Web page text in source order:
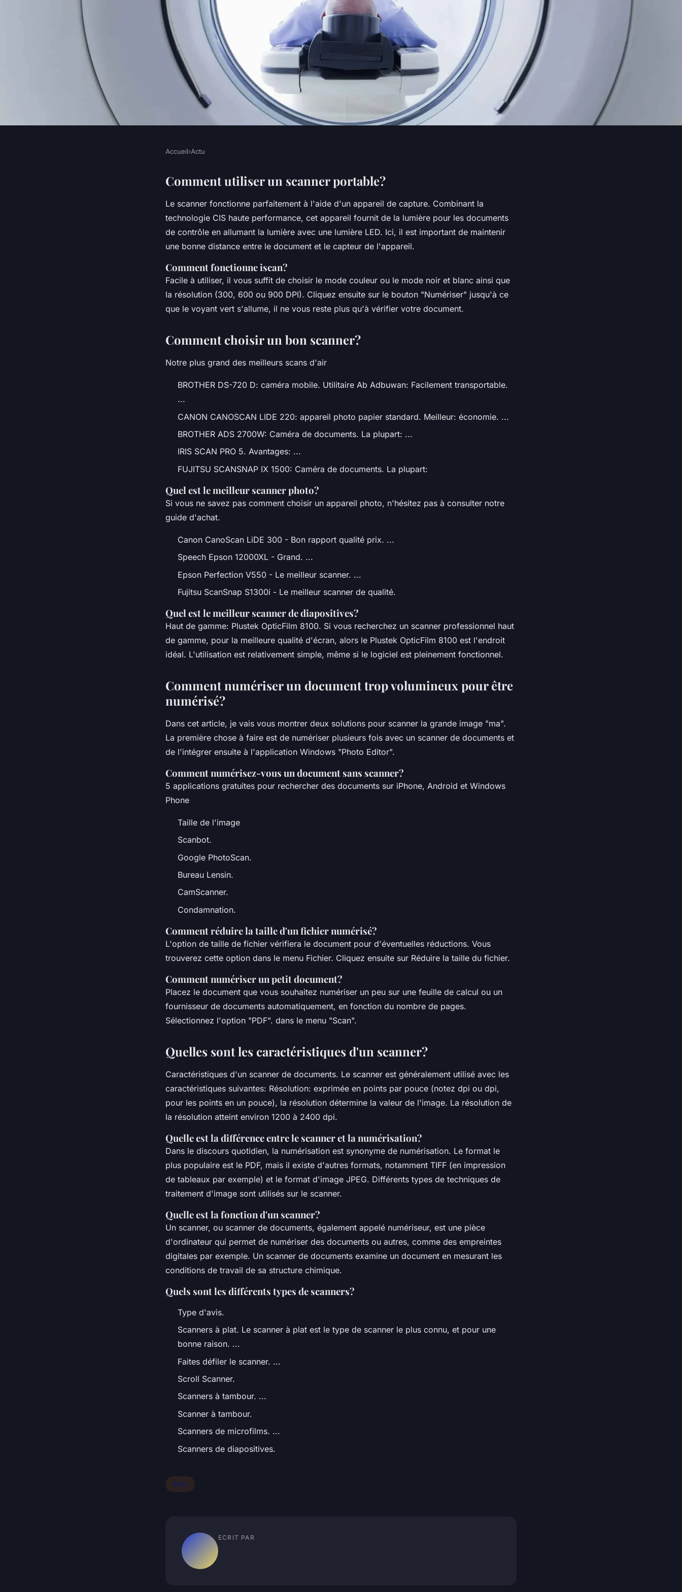
Comment choisir un scanner portable
Accueil›Actu
Comment utiliser un scanner portable?
Le scanner fonctionne parfaitement à l'aide d'un appareil de capture. Combinant la
technologie CIS haute performance, cet appareil fournit de la lumière pour les documents
de contrôle en allumant la lumière avec une lumière LED. Ici, il est important de maintenir
une bonne distance entre le document et le capteur de l'appareil.
Comment fonctionne iscan?
Facile à utiliser, il vous suffit de choisir le mode couleur ou le mode noir et blanc ainsi que
la résolution (300, 600 ou 900 DPI). Cliquez ensuite sur le bouton "Numériser" jusqu'à ce
que le voyant vert s'allume, il ne vous reste plus qu'à vérifier votre document.
Comment choisir un bon scanner?
Notre plus grand des meilleurs scans d'air
BROTHER DS-720 D: caméra mobile. Utilitaire Ab Adbuwan: Facilement transportable.
...
CANON CANOSCAN LIDE 220: appareil photo papier standard. Meilleur: économie. ...
BROTHER ADS 2700W: Caméra de documents. La plupart: ...
IRIS SCAN PRO 5. Avantages: ...
FUJITSU SCANSNAP IX 1500: Caméra de documents. La plupart:
Quel est le meilleur scanner photo?
Si vous ne savez pas comment choisir un appareil photo, n'hésitez pas à consulter notre
guide d'achat.
Canon CanoScan LiDE 300 - Bon rapport qualité prix. ...
Speech Epson 12000XL - Grand. ...
Epson Perfection V550 - Le meilleur scanner. ...
Fujitsu ScanSnap S1300i - Le meilleur scanner de qualité.
Quel est le meilleur scanner de diapositives?
Haut de gamme: Plustek OpticFilm 8100. Si vous recherchez un scanner professionnel haut
de gamme, pour la meilleure qualité d'écran, alors le Plustek OpticFilm 8100 est l'endroit
idéal. L'utilisation est relativement simple, même si le logiciel est pleinement fonctionnel.
Comment numériser un document trop volumineux pour être
numérisé?
Dans cet article, je vais vous montrer deux solutions pour scanner la grande image "ma".
La première chose à faire est de numériser plusieurs fois avec un scanner de documents et
de l'intégrer ensuite à l'application Windows "Photo Editor".
Comment numérisez-vous un document sans scanner?
5 applications gratuites pour rechercher des documents sur iPhone, Android et Windows
Phone
Taille de l'image
Scanbot.
Google PhotoScan.
Bureau Lensin.
CamScanner.
Condamnation.
Comment réduire la taille d'un fichier numérisé?
L'option de taille de fichier vérifiera le document pour d'éventuelles réductions. Vous
trouverez cette option dans le menu Fichier. Cliquez ensuite sur Réduire la taille du fichier.
Comment numériser un petit document?
Placez le document que vous souhaitez numériser un peu sur une feuille de calcul ou un
fournisseur de documents automatiquement, en fonction du nombre de pages.
Sélectionnez l'option "PDF". dans le menu "Scan".
Quelles sont les caractéristiques d'un scanner?
Caractéristiques d'un scanner de documents. Le scanner est généralement utilisé avec les
caractéristiques suivantes: Résolution: exprimée en points par pouce (notez dpi ou dpi,
pour les points en un pouce), la résolution détermine la valeur de l'image. La résolution de
la résolution atteint environ 1200 à 2400 dpi.
Quelle est la différence entre le scanner et la numérisation?
Dans le discours quotidien, la numérisation est synonyme de numérisation. Le format le
plus populaire est le PDF, mais il existe d'autres formats, notamment TIFF (en impression
de tableaux par exemple) et le format d'image JPEG. Différents types de techniques de
traitement d'image sont utilisés sur le scanner.
Quelle est la fonction d'un scanner?
Un scanner, ou scanner de documents, également appelé numériseur, est une pièce
d'ordinateur qui permet de numériser des documents ou autres, comme des empreintes
digitales par exemple. Un scanner de documents examine un document en mesurant les
conditions de travail de sa structure chimique.
Quels sont les différents types de scanners?
Type d'avis.
Scanners à plat. Le scanner à plat est le type de scanner le plus connu, et pour une
bonne raison. ...
Faites défiler le scanner. ...
Scroll Scanner.
Scanners à tambour. ...
Scanner à tambour.
Scanners de microfilms. ...
Scanners de diapositives.
Actu
ECRIT PAR